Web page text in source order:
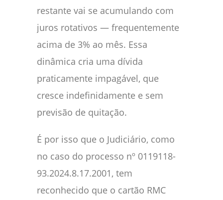
restante vai se acumulando com
juros rotativos — frequentemente
acima de 3% ao mês. Essa
dinâmica cria uma dívida
praticamente impagável, que
cresce indefinidamente e sem
previsão de quitação.
É por isso que o Judiciário, como
no caso do processo nº 0119118-
93.2024.8.17.2001, tem
reconhecido que o cartão RMC